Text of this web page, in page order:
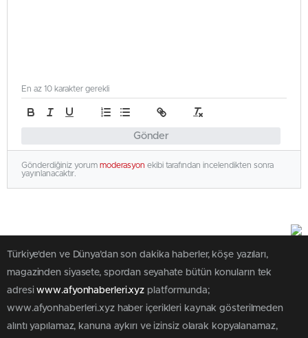
Gönder
En az 10 karakter gerekli
Gönderdiğiniz yorum moderasyon ekibi tarafından incelendikten sonra
yayınlanacaktır.
Türkiye'den ve Dünya’dan son dakika haberler, köşe yazıları,
magazinden siyasete, spordan seyahate bütün konuların tek
adresiwww.afyonhaberleri.xyz platformunda;
www.afyonhaberleri.xyz haber içerikleri kaynak gösterilmeden
alıntı yapılamaz, kanuna aykırı ve izinsiz olarak kopyalanamaz,